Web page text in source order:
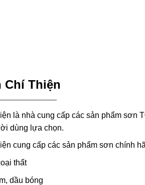
Chí Thiện
là nhà cung cấp các sản phẩm sơn
dùng lựa chọn.
cung cấp các sản phẩm sơn chính
thất
dầu bóng